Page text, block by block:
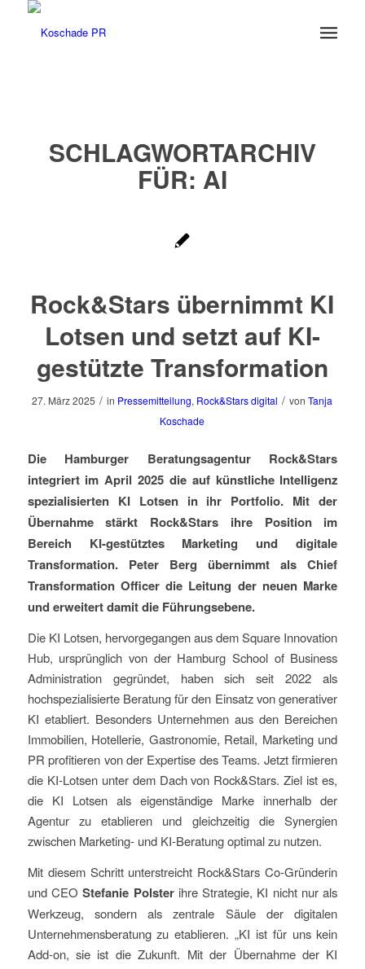
SCHLAGWORTARCHIV
FÜR: AI
Rock&Stars übernimmt KI
Lotsen und setzt auf KI-
gestützte Transformation
27. März 2025 / in Pressemitteilung, Rock&Stars digital / vonTanja
Koschade
Die Hamburger Beratungsagentur Rock&Stars
integriert im April 2025 die auf künstliche Intelligenz
spezialisierten KI Lotsen in ihr Portfolio. Mit der
Übernahme stärkt Rock&Stars ihre Position im
Bereich KI-gestütztes Marketing und digitale
Transformation. Peter Berg übernimmt als Chief
Transformation Officer die Leitung der neuen Marke
und erweitert damit die Führungsebene.
Die KI Lotsen, hervorgegangen aus dem Square Innovation
Hub, ursprünglich von der Hamburg School of Business
Administration gegründet, haben sich seit 2022 als
hochspezialisierte Beratung für den Einsatz von generativer
KI etabliert. Besonders Unternehmen aus den Bereichen
Immobilien, Hotellerie, Gastronomie, Retail, Marketing und
PR profitieren von der Expertise des Teams. Jetzt firmieren
die KI-Lotsen unter dem Dach von Rock&Stars. Ziel ist es,
die KI Lotsen als eigenständige Marke innerhalb der
Agentur zu etablieren und gleichzeitig die Synergien
zwischen Marketing- und KI-Beratung optimal zu nutzen.
Mit diesem Schritt unterstreicht Rock&Stars Co-Gründerin
und CEOStefanie Polsterihre Strategie, KI nicht nur als
Werkzeug, sondern als zentrale Säule der digitalen
Unternehmensberatung zu etablieren. „KI ist für uns kein
Add-on, sie ist die Zukunft. Mit der Übernahme der KI